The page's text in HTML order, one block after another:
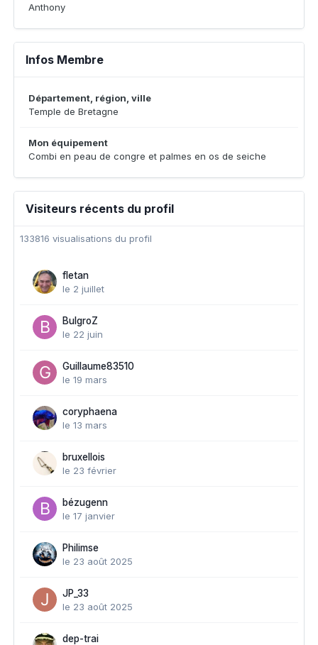
Anthony
Infos Membre
Département, région, ville
Temple de Bretagne
Mon équipement
Combi en peau de congre et palmes en os de seiche
Visiteurs récents du profil
133816 visualisations du profil
fletan
le 2 juillet
BulgroZ
le 22 juin
Guillaume83510
le 19 mars
coryphaena
le 13 mars
bruxellois
le 23 février
bézugenn
le 17 janvier
Philimse
le 23 août 2025
JP_33
le 23 août 2025
dep-trai